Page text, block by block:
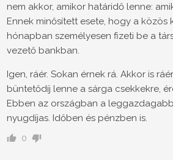
nem akkor, amikor határidő lenne:
Ennek minősített esete, hogy a közös
hónapban személyesen fizeti be a
vezető bankban.
Igen, ráér. Sokan érnek rá. Akkor is
büntetődíj lenne a sárga csekkekre,
Ebben az országban a
nyugdíjas. Időben és pénzben is.
0